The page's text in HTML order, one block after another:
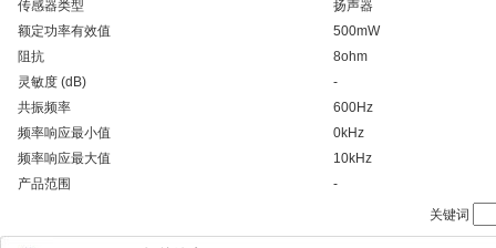
传感器类型
扬声器
额定功率有效值
500mW
阻抗
8ohm
灵敏度 (dB)
-
共振频率
600Hz
频率响应最小值
0kHz
频率响应最大值
10kHz
产品范围
-
关键词